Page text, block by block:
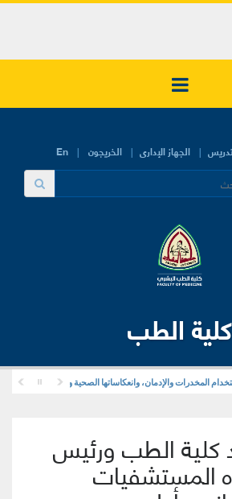
En الجهاز الإدارى الخريجون
كلية الطب
المخدرات والإدمان، وانعكاساتها الصحية والنفسية والاجتماعية
كلية الطب ورئيس
المستشفيات